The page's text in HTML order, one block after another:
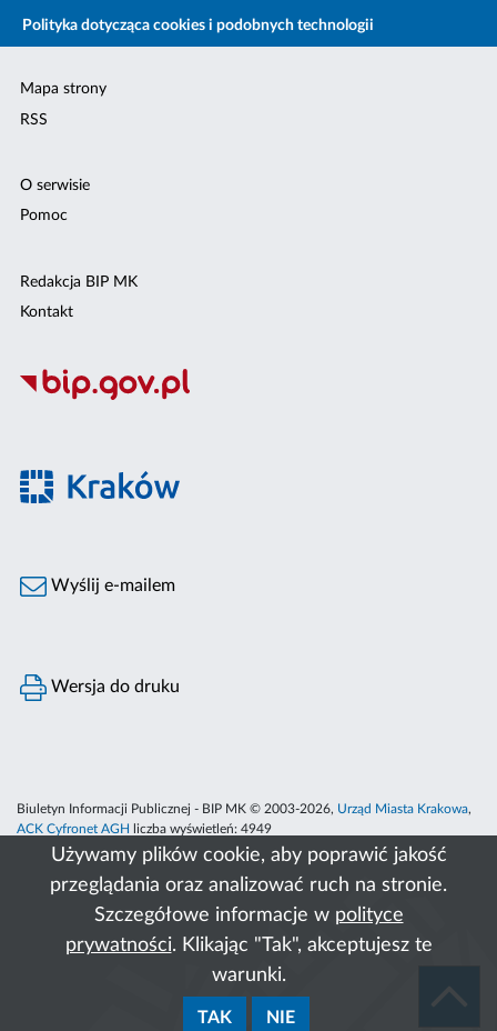
Używamy plików cookie, aby poprawić jakość
przeglądania oraz analizować ruch na stronie.
Szczegółowe informacje w polityce
prywatności. Klikając "Tak", akceptujesz te
warunki.
TAK NIE
Polityka dotycząca cookies i podobnych technologii
Mapa strony
RSS
O serwisie
Pomoc
Redakcja BIP MK
Kontakt
Wyślij e-mailem
Wersja do druku
Biuletyn Informacji Publicznej - BIP MK © 2003-2026, Urząd Miasta Krakowa,
ACK Cyfronet AGH
liczba wyświetleń: 4949